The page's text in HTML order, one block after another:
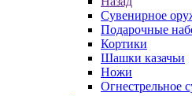
Сувенирное
Подарочные
Кортики
Шашки казачьи
Ножи
Огнестрельное